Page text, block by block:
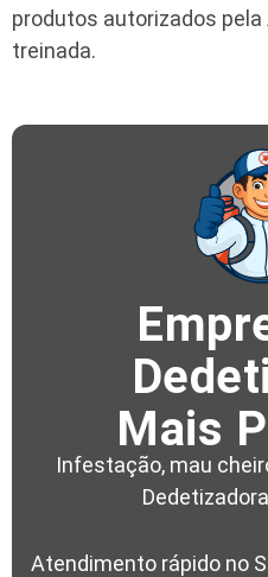
produtos autorizados
treinada.
Mais
Infestação, mau
Atendimento rápido no